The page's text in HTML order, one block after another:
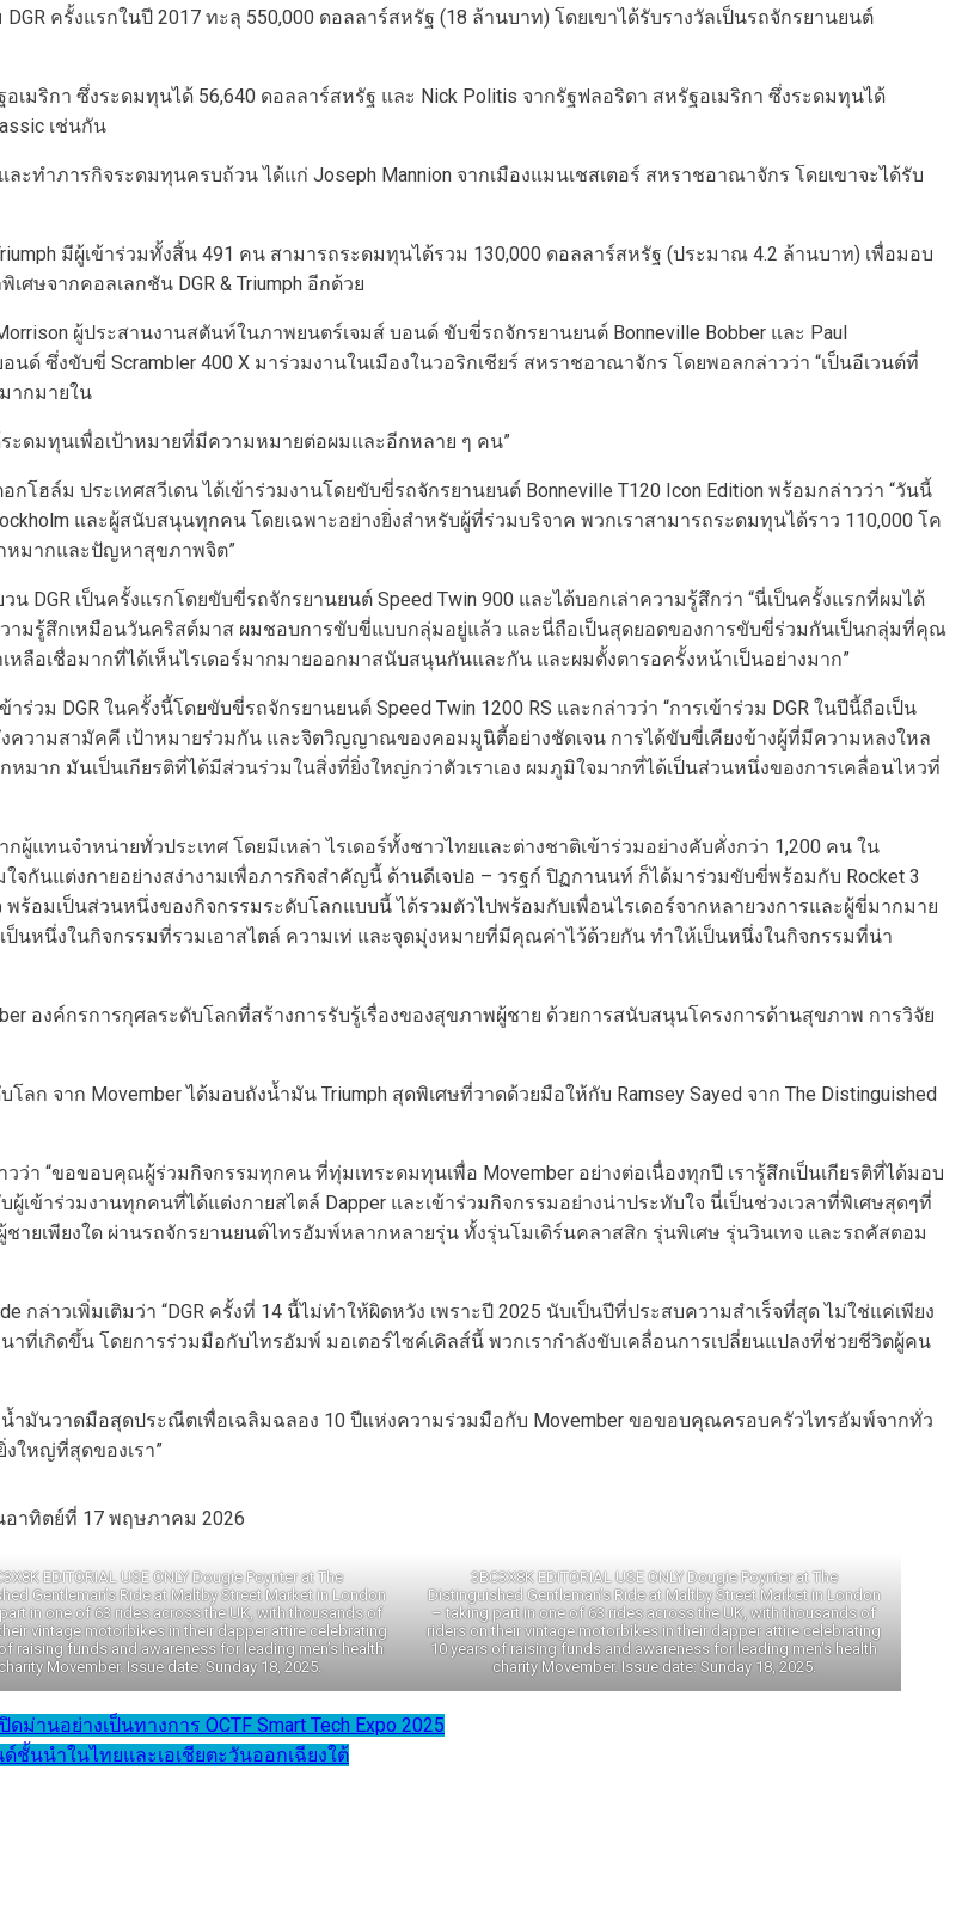
ครั้งแรกในปี 2017 ทะลุ 550,000 ดอลลาร์สหรัฐ (18 ล้านบาท) โดยเขาได้รับรางวัลเป็นรถจักรยานยนต์
เมริกา ซึ่งระดมทุนได้ 56,640 ดอลลาร์สหรัฐ และ Nick Politis จากรัฐฟลอริดา สหรัฐอเมริกา ซึ่งระดมทุนได้
เช่นกัน
ทำภารกิจระดมทุนครบถ้วน ได้แก่ Joseph Mannion จากเมืองแมนเชสเตอร์ สหราชอาณาจักร โดยเขาจะได้รับ
มีผู้เข้าร่วมทั้งสิ้น 491 คน สามารถระดมทุนได้รวม 130,000 ดอลลาร์สหรัฐ (ประมาณ 4.2 ล้านบาท) เพื่อมอบ
ษจากคอลเลกชัน DGR & Triumph อีกด้วย
ผู้ประสานงานสตันท์ในภาพยนตร์เจมส์ บอนด์ ขับขี่รถจักรยานยนต์ Bonneville Bobber และ Paul
ด์ ซึ่งขับขี่ Scrambler 400 X มาร่วมงานในเมืองในวอริกเชียร์ สหราชอาณาจักร โดยพอลกล่าวว่า “เป็นอีเวนต์ที่
ากมายใน
ดมทุนเพื่อเป้าหมายที่มีความหมายต่อผมและอีกหลาย ๆ คน”
กโฮล์ม ประเทศสวีเดน ได้เข้าร่วมงานโดยขับขี่รถจักรยานยนต์ Bonneville T120 Icon Edition พร้อมกล่าวว่า “วันนี้
และผู้สนับสนุนทุกคน โดยเฉพาะอย่างยิ่งสำหรับผู้ที่ร่วมบริจาค พวกเราสามารถระดมทุนได้ราว 110,000 โค
หมากและปัญหาสุขภาพจิต”
DGR เป็นครั้งแรกโดยขับขี่รถจักรยานยนต์ Speed Twin 900 และได้บอกเล่าความรู้สึกว่า “นี่เป็นครั้งแรกที่ผมได้
วามรู้สึกเหมือนวันคริสต์มาส ผมชอบการขับขี่แบบกลุ่มอยู่แล้ว และนี่ถือเป็นสุดยอดของการขับขี่ร่วมกันเป็นกลุ่มที่คุณ
ลือเชื่อมากที่ได้เห็นไรเดอร์มากมายออกมาสนับสนุนกันและกัน และผมตั้งตารอครั้งหน้าเป็นอย่างมาก”
ร่วม DGR ในครั้งนี้โดยขับขี่รถจักรยานยนต์ Speed Twin 1200 RS และกล่าวว่า “การเข้าร่วม DGR ในปีนี้ถือเป็น
วามสามัคคี เป้าหมายร่วมกัน และจิตวิญญาณของคอมมูนิตี้อย่างชัดเจน การได้ขับขี่เคียงข้างผู้ที่มีความหลงใหล
มาก มันเป็นเกียรติที่ได้มีส่วนร่วมในสิ่งที่ยิ่งใหญ่กว่าตัวเราเอง ผมภูมิใจมากที่ได้เป็นส่วนหนึ่งของการเคลื่อนไหวที่
แทนจำหน่ายทั่วประเทศ โดยมีเหล่า ไรเดอร์ทั้งชาวไทยและต่างชาติเข้าร่วมอย่างคับคั่งกว่า 1,200 คน ใน
กันแต่งกายอย่างสง่างามเพื่อภารกิจสำคัญนี้ ด้านดีเจปอ – วรฐก์ ปิฏกานนท์ ก็ได้มาร่วมขับขี่พร้อมกับ Rocket 3
ร้อมเป็นส่วนหนึ่งของกิจกรรมระดับโลกแบบนี้ ได้รวมตัวไปพร้อมกับเพื่อนไรเดอร์จากหลายวงการและผู้ขี่มากมาย
ป็นหนึ่งในกิจกรรมที่รวมเอาสไตล์ ความเท่ และจุดมุ่งหมายที่มีคุณค่าไว้ด้วยกัน ทำให้เป็นหนึ่งในกิจกรรมที่น่า
องค์กรการกุศลระดับโลกที่สร้างการรับรู้เรื่องของสุขภาพผู้ชาย ด้วยการสนับสนุนโครงการด้านสุขภาพ การวิจัย
ก จาก Movember ได้มอบถังน้ำมัน Triumph สุดพิเศษที่วาดด้วยมือให้กับ Ramsey Sayed จาก The Distinguished
า “ขอขอบคุณผู้ร่วมกิจกรรมทุกคน ที่ทุ่มเทระดมทุนเพื่อ Movember อย่างต่อเนื่องทุกปี เรารู้สึกเป็นเกียรติที่ได้มอบ
ข้าร่วมงานทุกคนที่ได้แต่งกายสไตล์ Dapper และเข้าร่วมกิจกรรมอย่างน่าประทับใจ นี่เป็นช่วงเวลาที่พิเศษสุดๆที่
ายเพียงใด ผ่านรถจักรยานยนต์ไทรอัมพ์หลากหลายรุ่น ทั้งรุ่นโมเดิร์นคลาสสิก รุ่นพิเศษ รุ่นวินเทจ และรถคัสตอม
กล่าวเพิ่มเติมว่า “DGR ครั้งที่ 14 นี้ไม่ทำให้ผิดหวัง เพราะปี 2025 นับเป็นปีที่ประสบความสำเร็จที่สุด ไม่ใช่แค่เพียง
ที่เกิดขึ้น โดยการร่วมมือกับไทรอัมพ์ มอเตอร์ไซค์เคิลส์นี้ พวกเรากำลังขับเคลื่อนการเปลี่ยนแปลงที่ช่วยชีวิตผู้คน
มันวาดมือสุดประณีตเพื่อเฉลิมฉลอง 10 ปีแห่งความร่วมมือกับ Movember ขอขอบคุณครอบครัวไทรอัมพ์จากทั่ว
ใหญ่ที่สุดของเรา”
อาทิตย์ที่ 17 พฤษภาคม 2026
EDITORIAL USE ONLY Dougie Poynter at The
Gentleman’s Ride at Maltby Street Market in London
in one of 63 rides across the UK, with thousands of
vintage motorbikes in their dapper attire celebrating
raising funds and awareness for leading men’s health
Movember. Issue date: Sunday 18, 2025.
3BC3X8K EDITORIAL USE ONLY Dougie Poynter at The
Distinguished Gentleman’s Ride at Maltby Street Market in London
– taking part in one of 63 rides across the UK, with thousands of
riders on their vintage motorbikes in their dapper attire celebrating
10 years of raising funds and awareness for leading men’s health
charity Movember. Issue date: Sunday 18, 2025.
นอย่างเป็นทางการ OCTF Smart Tech Expo 2025
ชั้นนำในไทยและเอเชียตะวันออกเฉียงใต้